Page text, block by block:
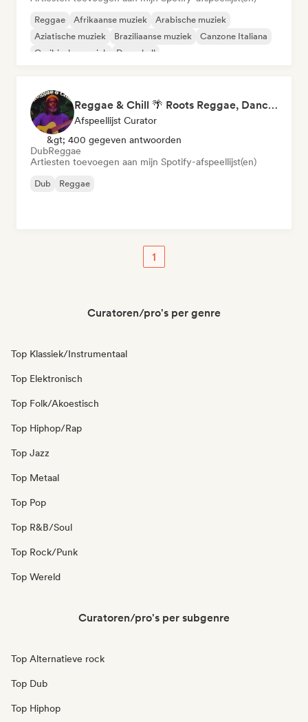
Reggae Afrikaanse muziek
Arabische muziek
Aziatische muziek
Braziliaanse muziek
Canzone Italiana
Caribische muziek
Dancehall
Reggae & Chill 🌴 Roots Reggae, Dancehall & Dub
Afspeellijst Curator
&gt; 400 gegeven antwoorden
DubReggae
Artiesten toevoegen aan mijn Spotify-afspeellijst(en)
Dub Reggae
1
Curatoren/pro's per genre
Top Klassiek/Instrumentaal
Top Elektronisch
Top Folk/Akoestisch
Top Hiphop/Rap
Top Jazz
Top Metaal
Top Pop
Top R&B/Soul
Top Rock/Punk
Top Wereld
Curatoren/pro's per subgenre
Top Alternatieve rock
Top Dub
Top Hiphop